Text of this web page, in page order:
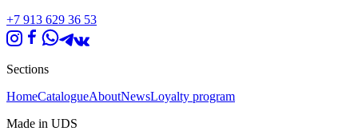
+7 913 629 36 53
Sections
HomeCatalogueAboutNewsLoyalty program
Made in UDS